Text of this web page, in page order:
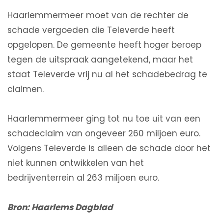
Haarlemmermeer moet van de rechter de
schade vergoeden die Televerde heeft
opgelopen. De gemeente heeft hoger beroep
tegen de uitspraak aangetekend, maar het
staat Televerde vrij nu al het schadebedrag te
claimen.
Haarlemmermeer ging tot nu toe uit van een
schadeclaim van ongeveer 260 miljoen euro.
Volgens Televerde is alleen de schade door het
niet kunnen ontwikkelen van het
bedrijventerrein al 263 miljoen euro.
Bron: Haarlems Dagblad